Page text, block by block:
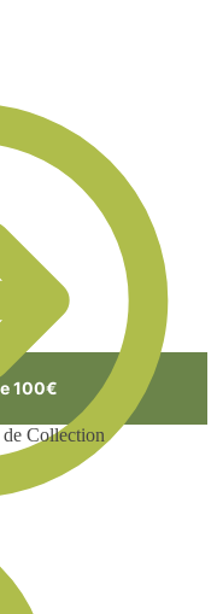
100€
Collection